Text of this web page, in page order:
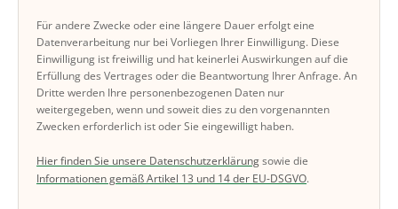
Für andere Zwecke oder eine längere Dauer erfolgt eine
Datenverarbeitung nur bei Vorliegen Ihrer Einwilligung. Diese
Einwilligung ist freiwillig und hat keinerlei Auswirkungen auf die
Erfüllung des Vertrages oder die Beantwortung Ihrer Anfrage. An
Dritte werden Ihre personenbezogenen Daten nur
weitergegeben, wenn und soweit dies zu den vorgenannten
Zwecken erforderlich ist oder Sie eingewilligt haben.
Hier finden Sie unsere Datenschutzerklärungsowie die
Informationen gemäß Artikel 13 und 14 der EU-DSGVO.